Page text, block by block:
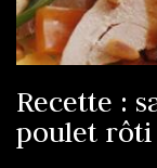
Recette :
poulet rôti